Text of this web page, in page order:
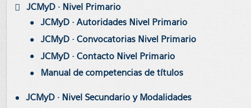
JCMyD · Nivel Primario
JCMyD · Autoridades Nivel Primario
JCMyD · Convocatorias Nivel Primario
JCMyD · Contacto Nivel Primario
Manual de competencias de títulos
JCMyD · Nivel Secundario y Modalidades